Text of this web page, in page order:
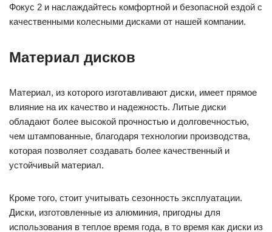
Фокус 2 и наслаждайтесь комфортной и безопасной ездой с
качественными колесными дисками от нашей компании.
Материал дисков
Материал, из которого изготавливают диски, имеет прямое
влияние на их качество и надежность. Литые диски
обладают более высокой прочностью и долговечностью,
чем штампованные, благодаря технологии производства,
которая позволяет создавать более качественный и
устойчивый материал.
Кроме того, стоит учитывать сезонность эксплуатации.
Диски, изготовленные из алюминия, пригодны для
использования в теплое время года, в то время как диски из